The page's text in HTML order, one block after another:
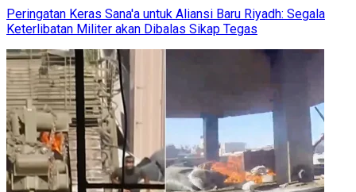
Peringatan Keras Sana'a untuk Aliansi Baru Riyadh: Segala
Keterlibatan Militer akan Dibalas Sikap Tegas